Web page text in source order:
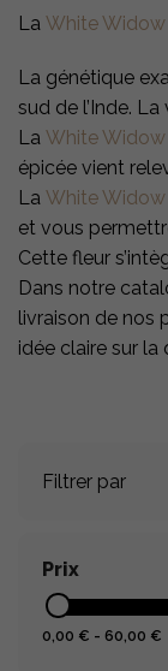
La White Widow
La génétique
sud de l’Inde.
La White Widow
épicée vient
La White Widow
et vous
Cette fleur
Dans notre
livraison de nos
idée claire sur
Filtrer par
Prix
0,00 € - 60,00 €